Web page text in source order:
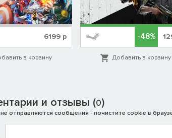
6199 р
в корзину
-48%
Добавить в корзину
и отзывы (0)
не отправляются сообщения - почистите cookie в